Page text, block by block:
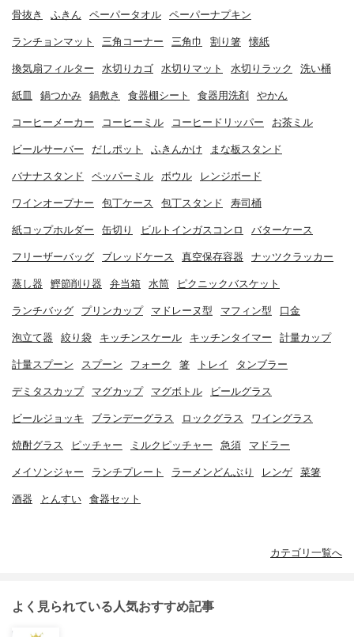
骨抜き ふきん ペーパータオル ペーパーナプキン
ランチョンマット 三角コーナー 三角巾 割り箸 懐紙
換気扇フィルター 水切りカゴ 水切りマット 水切りラック 洗い桶
紙皿 鍋つかみ 鍋敷き 食器棚シート 食器用洗剤 やかん
コーヒーメーカー コーヒーミル コーヒードリッパー お茶ミル
ビールサーバー だしポット ふきんかけ まな板スタンド
バナナスタンド ペッパーミル ボウル レンジボード
ワインオープナー 包丁ケース 包丁スタンド 寿司桶
紙コップホルダー 缶切り ビルトインガスコンロ バターケース
フリーザーバッグ ブレッドケース 真空保存容器 ナッツクラッカー
蒸し器 鰹節削り器 弁当箱 水筒 ピクニックバスケット
ランチバッグ プリンカップ マドレーヌ型 マフィン型 口金
泡立て器 絞り袋 キッチンスケール キッチンタイマー 計量カップ
計量スプーン スプーン フォーク 箸 トレイ タンブラー
デミタスカップ マグカップ マグボトル ビールグラス
ビールジョッキ ブランデーグラス ロックグラス ワイングラス
焼酎グラス ピッチャー ミルクピッチャー 急須 マドラー
メイソンジャー ランチプレート ラーメンどんぶり レンゲ 菜箸
酒器 とんすい 食器セット
カテゴリ一覧へ
よく見られている人気おすすめ記事